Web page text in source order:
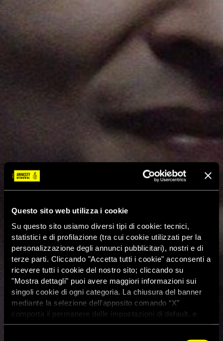
Questo sito web utilizza i cookie
Su questo sito usiamo diversi tipi di cookie: tecnici,
statistici e di profilazione (tra cui cookie utilizzati per la
personalizzazione degli annunci pubblicitari), nostri e di
terze parti. Cliccando "Accetta tutti i cookie" acconsenti a
ricevere tutti i cookie del nostro sito; cliccando su
"Mostra dettagli" puoi avere maggiori informazioni sui
singoli cookie di ogni categoria. La chiusura del banner
mediante la selezione dell'apposito comando “X”
comporta il permanere delle impostazioni di default, e
dunque la continuazione della navigazione con i cookie